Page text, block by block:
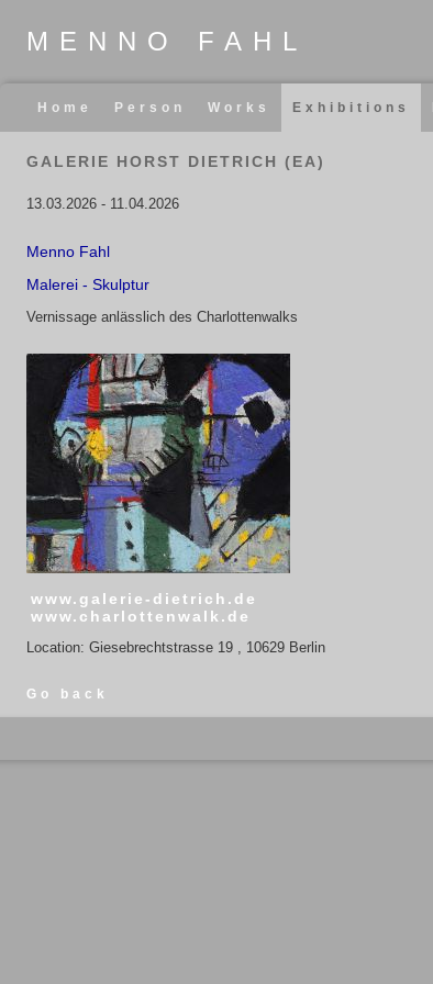
MENNO FAHL
Skip
navigation
Home Person Works Exhibitions
GALERIE HORST DIETRICH (EA)
13.03.2026 - 11.04.2026
Menno Fahl
Malerei - Skulptur
Vernissage anlässlich des Charlottenwalks
www.galerie-dietrich.de
www.charlottenwalk.de
Location: Giesebrechtstrasse 19 , 10629 Berlin
Go back